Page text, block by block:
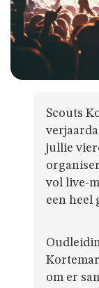
Scouts
jullie
vol live-
een heel
om er